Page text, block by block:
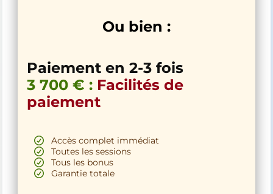
Ou bien :
Paiement en 2-3 fois
3 700 € : Facilités de
paiement
Accès complet immédiat
Toutes les sessions
Tous les bonus
Garantie totale